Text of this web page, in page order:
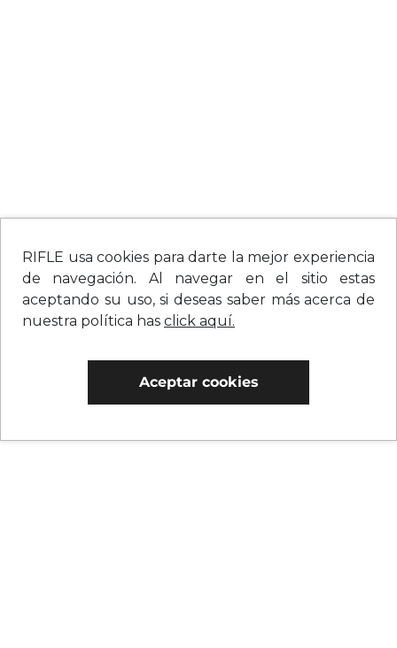
RIFLE usa cookies para darte la mejor experiencia
de navegación. Al navegar en el sitio estas
aceptando su uso, si deseas saber más acerca de
nuestra política has click aquí.
Aceptar cookies